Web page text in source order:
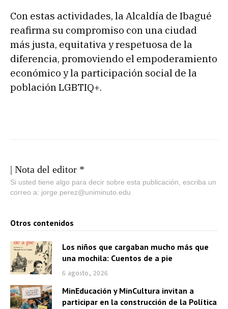
Con estas actividades, la Alcaldía de Ibagué
reafirma su compromiso con una ciudad
más justa, equitativa y respetuosa de la
diferencia, promoviendo el empoderamiento
económico y la participación social de la
población LGBTIQ+.
| Nota del editor *
Si usted tiene algo para decir sobre esta publicación, escriba un
correo a: jorge.perez@uniminuto.edu
Otros contenidos
Los niños que cargaban mucho más que
una mochila: Cuentos de a pie
6 agosto, 2026
MinEducación y MinCultura invitan a
participar en la construcción de la Política